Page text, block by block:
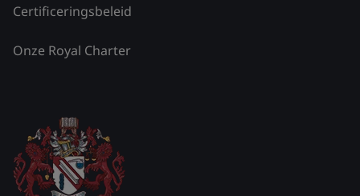
Certificeringsbeleid
Onze Royal Charter